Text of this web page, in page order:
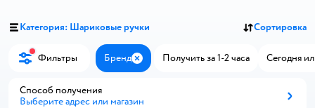
Категория: Шариковые ручки Сортировка
Фильтры Бренд ЗакрытьПолучить за 1-2 часа Сегодня
Способ получения
Выберите адрес или магазин